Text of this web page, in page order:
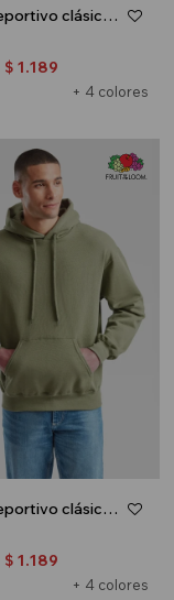
Buzo deportivo clásico con capucha - Negro
+ 4 colores
$ 1.189
Buzo deportivo clásico con capucha - Verde oliva
+ 4 colores
$ 1.189